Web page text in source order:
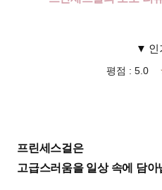
▼ 인
평점 : 5.0
프린세스걸은
고급스러움을 일상 속에 담아